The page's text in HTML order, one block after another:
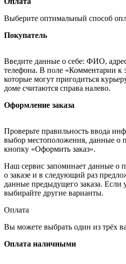
Выберите оптимальный способ
Покупатель
Введите данные о себе: ФИО,
телефона. В поле «Комментарии к
которые могут пригодиться
доме считаются справа налево.
Оформление заказа
Проверьте правильность ввода
выбор местоположения, данные о
кнопку «Оформить заказ».
Наш сервис запоминает данные о
о заказе и в следующий раз
данные предыдущего заказа. Если
выбирайте другие варианты.
Оплата
Вы можете выбрать один из трёх
Оплата наличными